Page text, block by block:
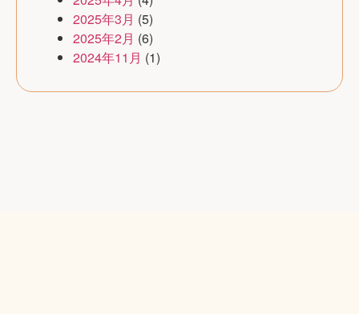
2025年3月 (5)
2025年2月 (6)
2024年11月 (1)